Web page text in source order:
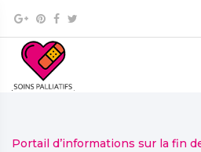
Portail d’informations sur la fin